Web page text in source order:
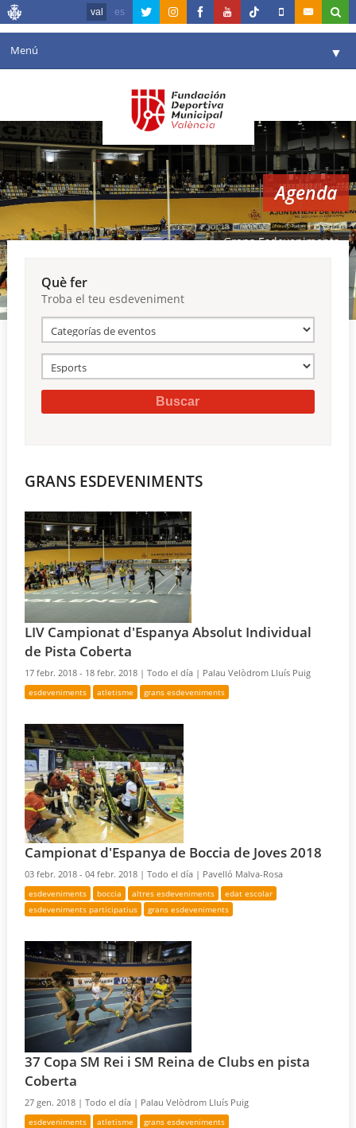
val es
Menú ▼
Agenda
Instal·lacions
Comunicació ▼
València en esport ▼
Reserves
Agenda
Grans Esdeveniments
Què fer
Troba el teu esdeveniment
GRANS ESDEVENIMENTS
LIV Campionat d'Espanya Absolut Individual
de Pista Coberta
17 febr. 2018 - 18 febr. 2018 |Todo el día | Palau Velòdrom Lluís Puig
esdeveniments atletisme grans esdeveniments
Campionat d'Espanya de Boccia de Joves 2018
03 febr. 2018 - 04 febr. 2018 |Todo el día | Pavelló Malva-Rosa
esdeveniments boccia altres esdeveniments
edat escolar
esdeveniments participatius
grans esdeveniments
37 Copa SM Rei i SM Reina de Clubs en pista
Coberta
27 gen. 2018 |Todo el día | Palau Velòdrom Lluís Puig
esdeveniments atletisme grans esdeveniments